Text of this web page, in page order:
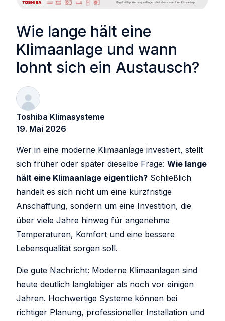
Wie lange hält eine
Klimaanlage und wann
lohnt sich ein Austausch?
Toshiba Klimasysteme
19. Mai 2026
Wer in eine moderne Klimaanlage investiert, stellt
sich früher oder später dieselbe Frage: Wie lange
hält eine Klimaanlage eigentlich? Schließlich
handelt es sich nicht um eine kurzfristige
Anschaffung, sondern um eine Investition, die
über viele Jahre hinweg für angenehme
Temperaturen, Komfort und eine bessere
Lebensqualität sorgen soll.
Die gute Nachricht: Moderne Klimaanlagen sind
heute deutlich langlebiger als noch vor einigen
Jahren. Hochwertige Systeme können bei
richtiger Planung, professioneller Installation und